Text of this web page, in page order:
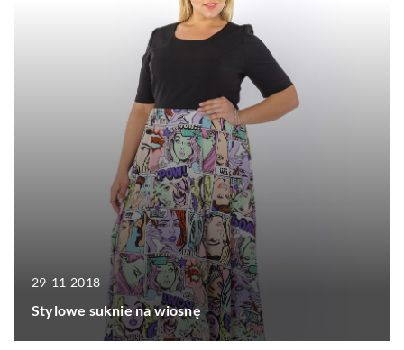
29-11-2018
Stylowe suknie na wiosnę